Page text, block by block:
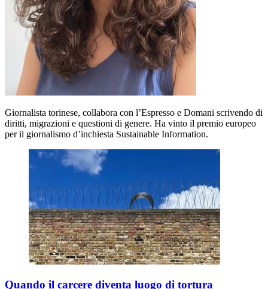
Giornalista torinese, collabora con l’Espresso e Domani scrivendo di
diritti, migrazioni e questioni di genere. Ha vinto il premio europeo
per il giornalismo d’inchiesta Sustainable Information.
Quando il carcere diventa luogo di tortura